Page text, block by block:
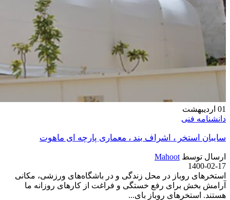
01 اردیبهشت
دانشنامه فنی
سایبان استخر ، اشراف بند ، معماری پارچه ای ماهوت
ارسال توسط Mahoot
1400-02-17
استخرهای روباز در محل زندگی و در باشگاه‌های ورزشی، مکانی
آرامش بخش برای رفع خستگی و فراغت از کارهای روزانه ما
هستند. استخرهای روباز بای...